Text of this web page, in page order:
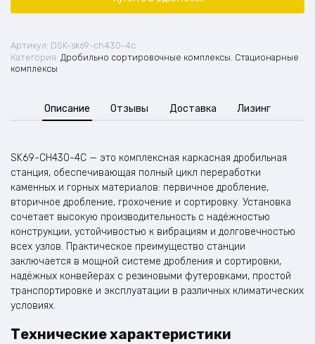
Артикул: DSK-sk69-ch430-4c
Категория: Дробильно сортировочные комплексы, Стационарные
комплексы
Описание Отзывы Доставка Лизинг
SK69-CH430-4C — это комплексная каркасная дробильная
станция, обеспечивающая полный цикл переработки
каменных и горных материалов: первичное дробление,
вторичное дробление, грохочение и сортировку. Установка
сочетает высокую производительность с надёжностью
конструкции, устойчивостью к вибрациям и долговечностью
всех узлов. Практическое преимущество станции
заключается в мощной системе дробления и сортировки,
надёжных конвейерах с резиновыми футеровками, простой
транспортировке и эксплуатации в различных климатических
условиях.
Технические характеристики